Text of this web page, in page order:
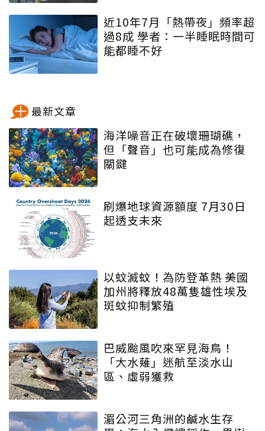
近10年7月「熱帶夜」頻率超
過8成 學者：一半睡眠時間可
能都睡不好
最新文章
海洋噪音正在破壞珊瑚礁，
但「聲音」也可能成為修復
關鍵
刷爆地球資源額度 7月30日
起透支未來
以蚊滅蚊！為防登革熱 美國
加州將釋放48萬隻雄性埃及
斑蚊抑制繁殖
巴威颱風吹來罕見海鳥！
「大水薙」迷航至淡水山
區、虛弱獲救
湄公河三角洲的鹹水生存